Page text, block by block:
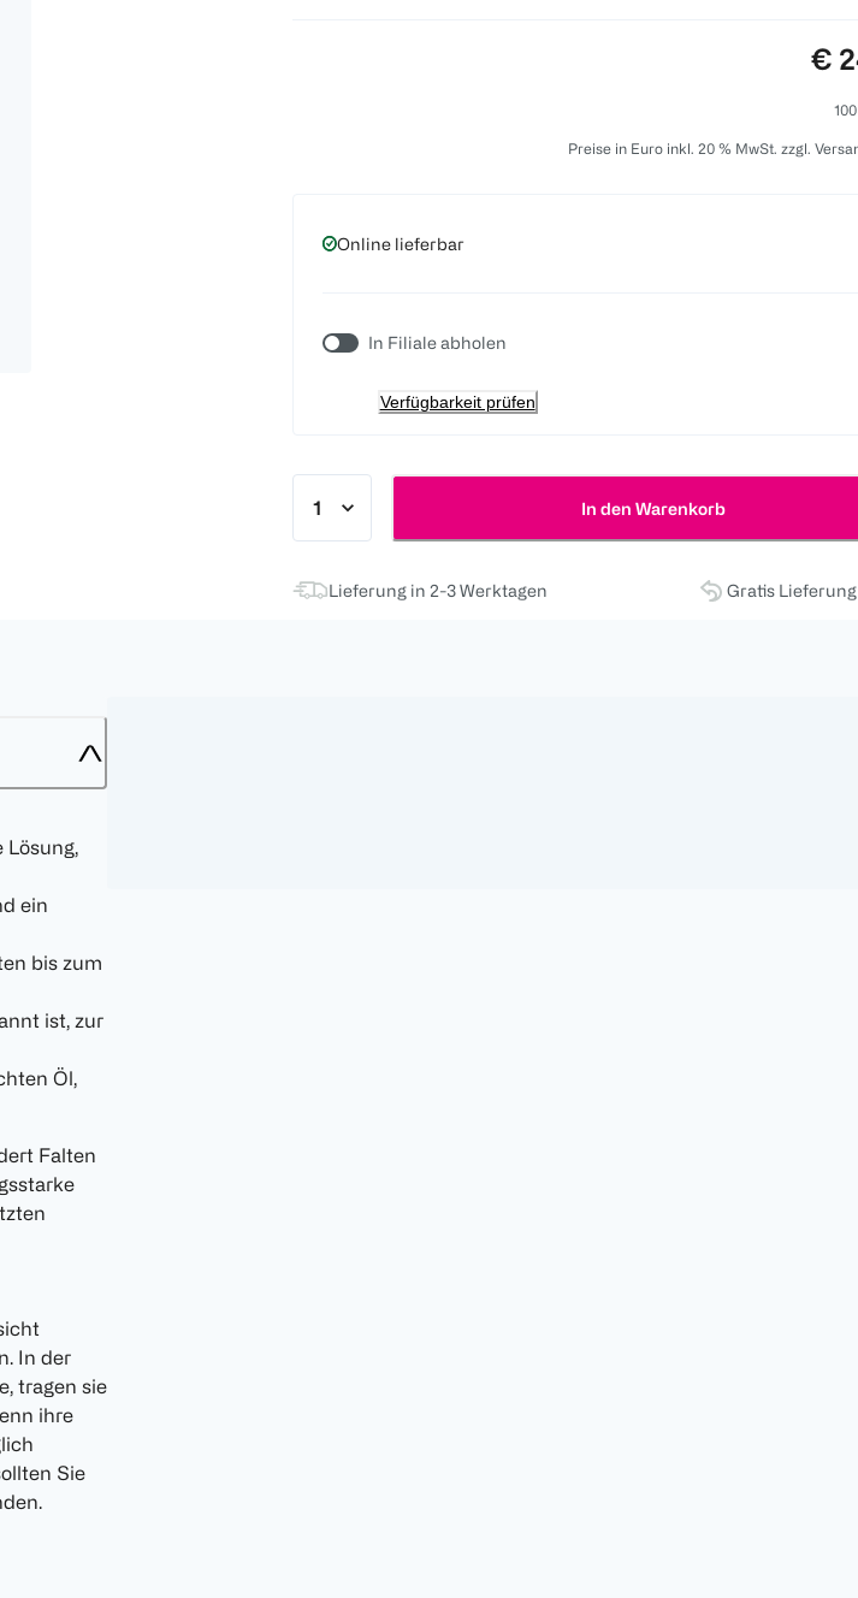
€
Preise in Euro inkl. 20 % MwSt. zzgl.
Online lieferbar
In Filiale abholen
Verfügbarkeit prüfen
In den Warenkorb
Lieferung in 2-3 Werktagen Gratis
Lösung,
ein
bis zum
ist, zur
Öl,
Falten
In der
tragen sie
ihre
Sie